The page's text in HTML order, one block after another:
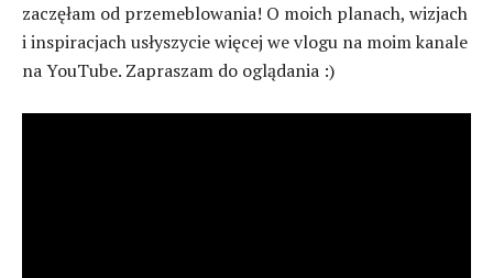
zaczęłam od przemeblowania! O moich planach, wizjach
i inspiracjach usłyszycie więcej we vlogu na moim kanale
na YouTube. Zapraszam do oglądania :)